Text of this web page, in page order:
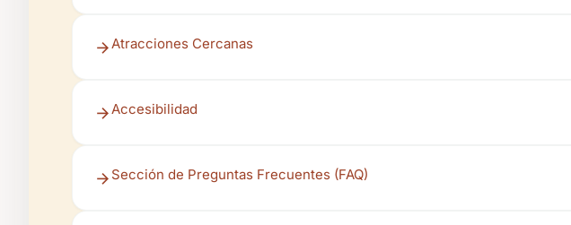
Atracciones Cercanas
Accesibilidad
Sección de Preguntas Frecuentes (FAQ)